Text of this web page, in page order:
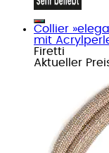
Collier
mit
Firetti
Aktueller